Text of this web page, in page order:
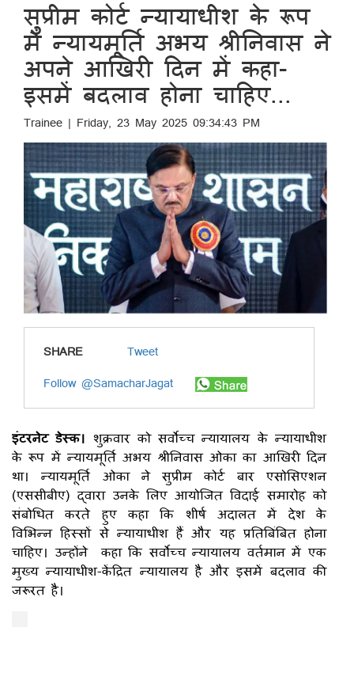
सुप्रीम कोर्ट न्यायाधीश के रूप
में न्यायमूर्ति अभय श्रीनिवास ने
अपने आखिरी दिन में कहा-
इसमें बदलाव होना चाहिए...
Trainee | Friday, 23 May 2025 09:34:43 PM
SHARE
Tweet
Follow @SamacharJagat
इंटरनेट डेस्क। शुक्रवार को सर्वोच्च न्यायालय के न्यायाधीश
के रूप में न्यायमूर्ति अभय श्रीनिवास ओका का आखिरी दिन
था। न्यायमूर्ति ओका ने सुप्रीम कोर्ट बार एसोसिएशन
(एससीबीए) द्वारा उनके लिए आयोजित विदाई समारोह को
संबोधित करते हुए कहा कि शीर्ष अदालत में देश के
विभिन्न हिस्सों से न्यायाधीश हैं और यह प्रतिबिंबित होना
चाहिए। उन्होंने कहा कि सर्वोच्च न्यायालय वर्तमान में एक
मुख्य न्यायाधीश-केंद्रित न्यायालय है और इसमें बदलाव की
जरूरत है।